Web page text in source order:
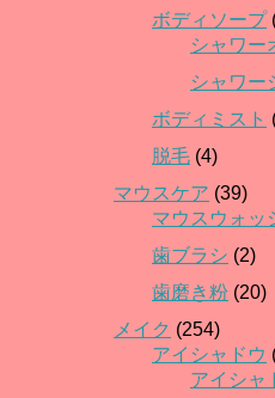
ボディソープ
シャワー
シャワー
ボディミスト
脱毛 (4)
マウスケア (39)
マウスウォッ
歯ブラシ (2)
歯磨き粉 (20)
メイク (254)
アイシャドウ
アイシャ